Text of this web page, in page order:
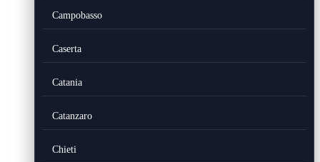
Campobasso
Caserta
Catania
Catanzaro
Chieti